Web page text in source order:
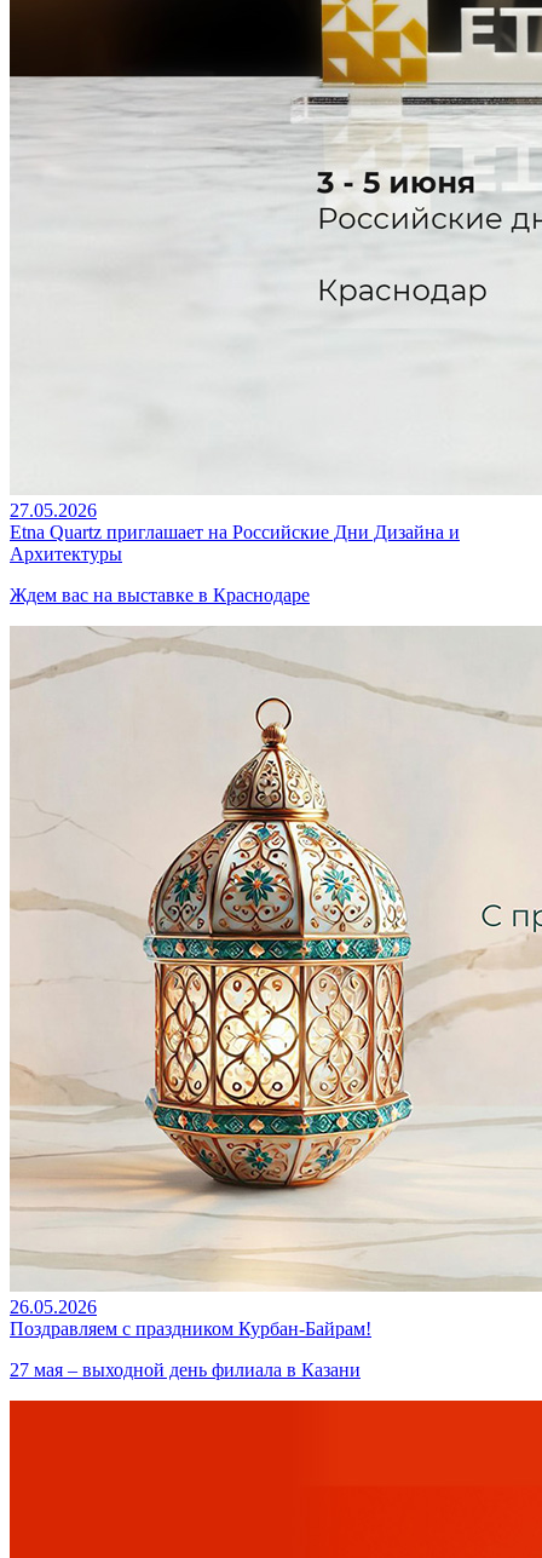
27.05.2026
Etna Quartz приглашает на Российские Дни Дизайна и
Архитектуры
Ждем вас на выставке в Краснодаре
26.05.2026
Поздравляем с праздником Курбан-Байрам!
27 мая – выходной день филиала в Казани